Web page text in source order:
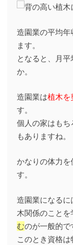
造園業の平均
ます。
となると、月
か。
造園業は植木を
す。
個人の家はも
もありますね。
かなりの体力を
す。
造園業になる
木関係のことを
むのが一般的で
このとき資格